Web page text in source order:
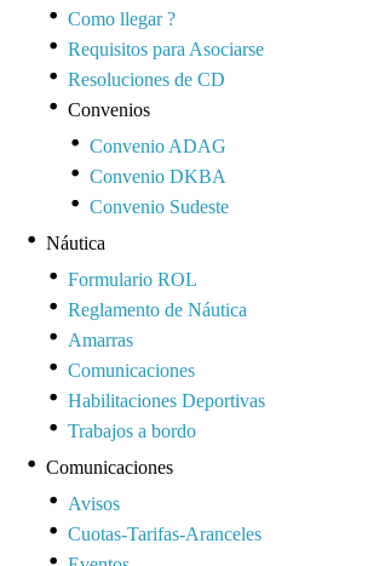
Como llegar ?
Requisitos para Asociarse
Resoluciones de CD
Convenios
Convenio ADAG
Convenio DKBA
Convenio Sudeste
Náutica
Formulario ROL
Reglamento de Náutica
Amarras
Comunicaciones
Habilitaciones Deportivas
Trabajos a bordo
Comunicaciones
Avisos
Cuotas-Tarifas-Aranceles